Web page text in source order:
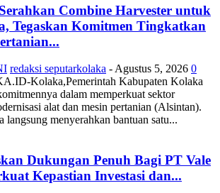
Combine Harvester untuk
Tegaskan Komitmen Tingkatkan
redaksi seputarkolaka - Agustus 5, 2026 0
Kolaka,Pemerintah Kabupaten Kolaka
dalam memperkuat sektor
alat dan mesin pertanian (Alsintan).
langsung menyerahkan bantuan satu...
Dukungan Penuh Bagi PT Vale
Kepastian Investasi dan...